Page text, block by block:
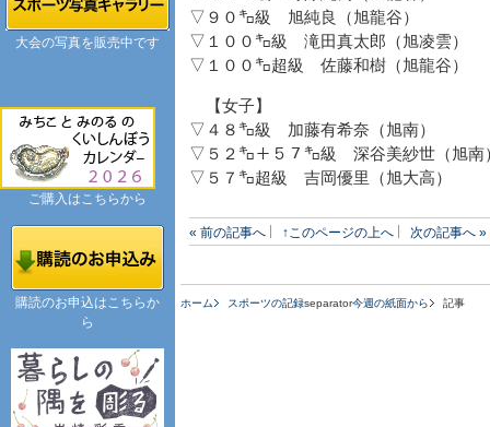
▽９０㌔級 旭純良（旭龍谷）
▽１００㌔級 滝田真太郎（旭凌雲）
▽１００㌔超級 佐藤和樹（旭龍谷）
【女子】
▽４８㌔級 加藤有希奈（旭南）
▽５２㌔＋５７㌔級 深谷美紗世（旭南
▽５７㌔超級 吉岡優里（旭大高）
« 前の記事へ ↑このページの上へ 次の記事へ »
ホーム スポーツの記録separator今週の紙面から 記事
大会の写真を販売中です
ご購入はこちらから
購読のお申込はこちらか
ら